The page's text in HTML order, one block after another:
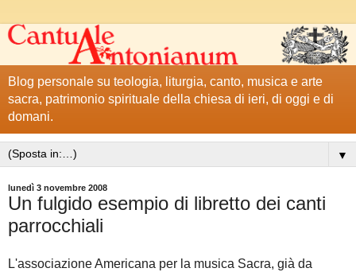
Blog personale su teologia, liturgia, canto, musica e arte
sacra, patrimonio spirituale della chiesa di ieri, di oggi e di
domani.
▼
lunedì 3 novembre 2008
Un fulgido esempio di libretto dei canti
parrocchiali
L'associazione Americana per la musica Sacra, già da